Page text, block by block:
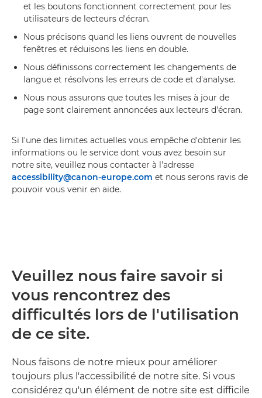
et les boutons fonctionnent correctement pour les
utilisateurs de lecteurs d'écran.
Nous précisons quand les liens ouvrent de nouvelles
fenêtres et réduisons les liens en double.
Nous définissons correctement les changements de
langue et résolvons les erreurs de code et d'analyse.
Nous nous assurons que toutes les mises à jour de
page sont clairement annoncées aux lecteurs d'écran.
Si l'une des limites actuelles vous empêche d'obtenir les
informations ou le service dont vous avez besoin sur
notre site, veuillez nous contacter à l'adresse
accessibility@canon-europe.com et nous serons ravis de
pouvoir vous venir en aide.
Veuillez nous faire savoir si
vous rencontrez des
difficultés lors de l'utilisation
de ce site.
Nous faisons de notre mieux pour améliorer
toujours plus l'accessibilité de notre site. Si vous
considérez qu'un élément de notre site est difficile